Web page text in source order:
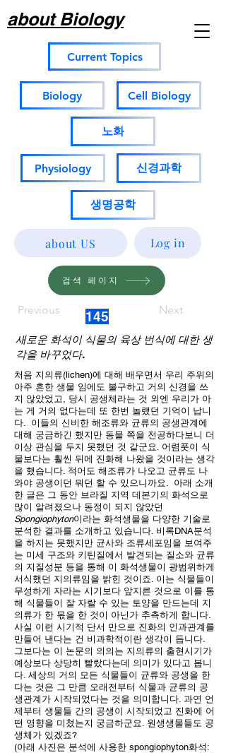
about Biology
Current Topics
Biology Cell Biology
노화
Physiology 신경과학
생명공학
about US Log in
검색 페이지
Previous 145 Next
새로운 화석이 식물의 육상 번식에 대한 생
각을 바꾸었다.
처음 지의류(lichen)에 대해 배우면서 우리 주위의
아주 흔한 생물 임에도 불구하고 거의 신경을 쓰
지 않았었고, 당시 공생체라는 것 외엔 우리가 아
는 게 거의 없다는데 또 한번 놀랬던 기억이 납니
다. 이들의 신비한 해조류와 균류의 공생관계에
대해 궁금하긴 했지만 동물 쪽을 전공하다보니 더
이상 관심을 두지 못했던 것 같군요. 어렴풋이 식
물보다는 훨씬 뒤에 진화해 나왔을 것이라는 생각
을 했습니다. 적어도 해조류가 나오고 균류도 나
와야 공생이던 뭐던 할 수 있으니까요. 아래 소개
한 글은 그 동안 브라질 지역 데본기의 화석으로
많이 알려졌으나 동정이 되지 않았던
Spongiophyton이라는 화석생물을 다양한 기술로
분석한 결과를 소개하고 있습니다. 비록DNA분석
을 하지는 못했지만 균사와 조류세포임을 보여주
는 미세 구조와 키틴질에서 발견되는 질소와 균류
의 지질성분 등을 통해 이 화석생물이 광범위하게
서식했던 지의류임을 밝힌 것이죠. 이는 식물들이
무성하게 자라는 시기보다 앞지른 것으로 이를 통
해 식물들이 잘 자랄 수 있는 토양을 만드는데 지
의류가 한 몫을 한 것이 아닌가 추측하게 합니다.
사실 이런 시기적 단서 만으로 진화의 인과관계를
만들어 낸다는 건 비과학적이란 생각이 듭니다.
그보다는 이 논문의 의의는 지의류의 출현시기가
예상보다 상당히 빨랐다는데 의미가 있다고 봅니
다. 세상의 거의 모든 식물들이 균류와 공생을 한
다는 것은 그 만큼 오래전부터 식물과 균류의 공
생관계가 시작되었다는 것을 의미합니다. 과연 언
제부터 생물들 간의 공생이 시작되었고 진화에 어
떤 영향을 미쳤는지 궁금하군요. 원생생물들도 공
생체가 있겠죠?
(아래 사진은 분석에 사용한 spongiophyton화석: